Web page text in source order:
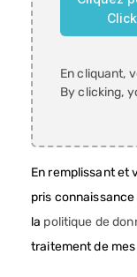
En cliquant,
By clicking,
En remplissant et
pris connaissance
la politique de
traitement de